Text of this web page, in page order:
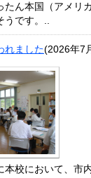
たん本国（アメリ
うです。..
れました(2026年7
本校において、市